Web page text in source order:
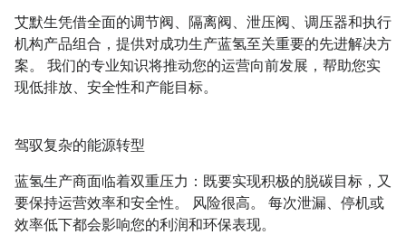
艾默生凭借全面的调节阀、隔离阀、泄压阀、调压器和执行
机构产品组合，提供对成功生产蓝氢至关重要的先进解决方
案。 我们的专业知识将推动您的运营向前发展，帮助您实
现低排放、安全性和产能目标。
驾驭复杂的能源转型
蓝氢生产商面临着双重压力：既要实现积极的脱碳目标，又
要保持运营效率和安全性。 风险很高。 每次泄漏、停机或
效率低下都会影响您的利润和环保表现。